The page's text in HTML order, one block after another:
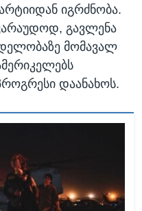
იგრძნობა.
გავლენა
მომავალ
დაანახოს.